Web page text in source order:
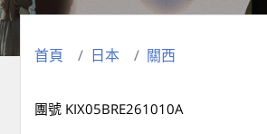
首頁 日本 關西
團號 KIX05BRE261010A